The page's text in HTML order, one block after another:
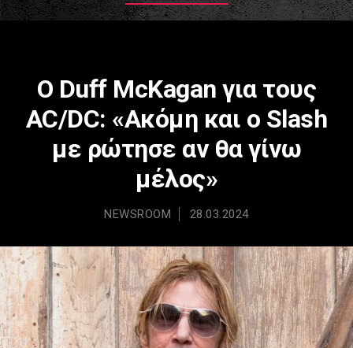
Ο Duff McKagan για τoυς
AC/DC: «Ακόμη και ο Slash
με ρώτησε αν θα γίνω
μέλος»
NEWSROOM 28.03.2024